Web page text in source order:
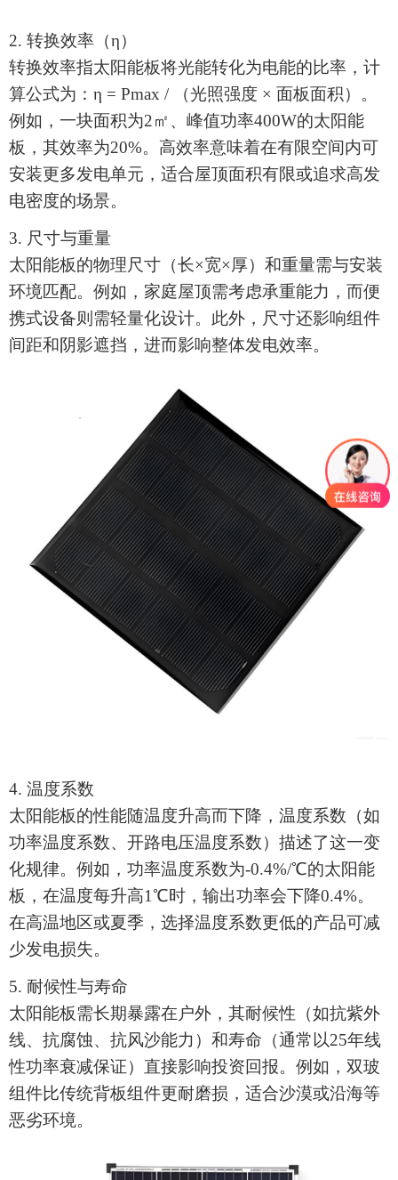
2. 转换效率（η）
转换效率指太阳能板将光能转化为电能的比率，计
算公式为： η = Pmax / （光照强度 × 面板面积）。
例如，一块面积为2㎡、峰值功率400W的太阳能
板，其效率为20%。高效率意味着在有限空间内可
安装更多发电单元，适合屋顶面积有限或追求高发
电密度的场景。
3. 尺寸与重量
太阳能板的物理尺寸（长×宽×厚）和重量需与安装
环境匹配。例如，家庭屋顶需考虑承重能力，而便
携式设备则需轻量化设计。此外，尺寸还影响组件
间距和阴影遮挡，进而影响整体发电效率。
4. 温度系数
太阳能板的性能随温度升高而下降，温度系数（如
功率温度系数、开路电压温度系数）描述了这一变
化规律。例如，功率温度系数为-0.4%/℃的太阳能
板，在温度每升高1℃时，输出功率会下降0.4%。
在高温地区或夏季，选择温度系数更低的产品可减
少发电损失。
5. 耐候性与寿命
太阳能板需长期暴露在户外，其耐候性（如抗紫外
线、抗腐蚀、抗风沙能力）和寿命（通常以25年线
性功率衰减保证）直接影响投资回报。例如，双玻
组件比传统背板组件更耐磨损，适合沙漠或沿海等
恶劣环境。